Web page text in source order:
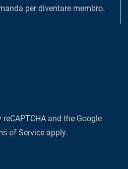
per diventare membro.
and the Google
of Service apply.